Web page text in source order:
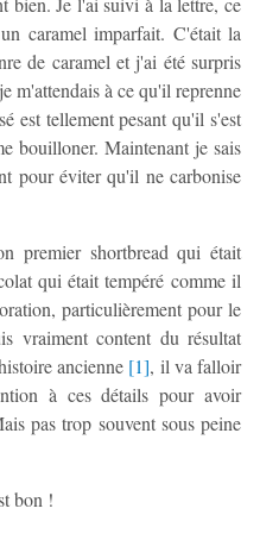
caramel imparfait. C'était la
de caramel et j'ai été surpris
m'attendais à ce qu'il reprenne
est tellement pesant qu'il s'est
bouilloner. Maintenant je sais
pour éviter qu'il ne carbonise
premier shortbread qui était
qui était tempéré comme il
particulièrement pour le
vraiment content du résultat
ancienne [1], il va falloir
à ces détails pour avoir
pas trop souvent sous peine
bon !